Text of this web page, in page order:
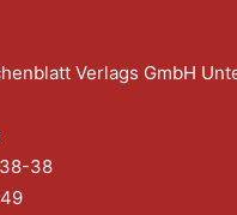
Verlags GmbH
38